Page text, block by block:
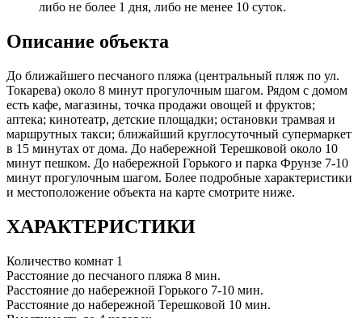
либо не более 1 дня, либо не менее 10 суток.
Описание объекта
До ближайшего песчаного пляжа (центральный пляж по ул.
Токарева) около 8 минут прогулочным шагом. Рядом с домом
есть кафе, магазины, точка продажи овощей и фруктов;
аптека; кинотеатр, детские площадки; остановки трамвая и
маршрутных такси; ближайший круглосуточный супермаркет
в 15 минутах от дома. До набережной Терешковой около 10
минут пешком. До набережной Горького и парка Фрунзе 7-10
минут прогулочным шагом. Более подробные характеристики
и местоположение объекта на карте смотрите ниже.
ХАРАКТЕРИСТИКИ
Количество комнат 1
Расстояние до песчаного пляжа 8 мин.
Расстояние до набережной Горького 7-10 мин.
Расстояние до набережной Терешковой 10 мин.